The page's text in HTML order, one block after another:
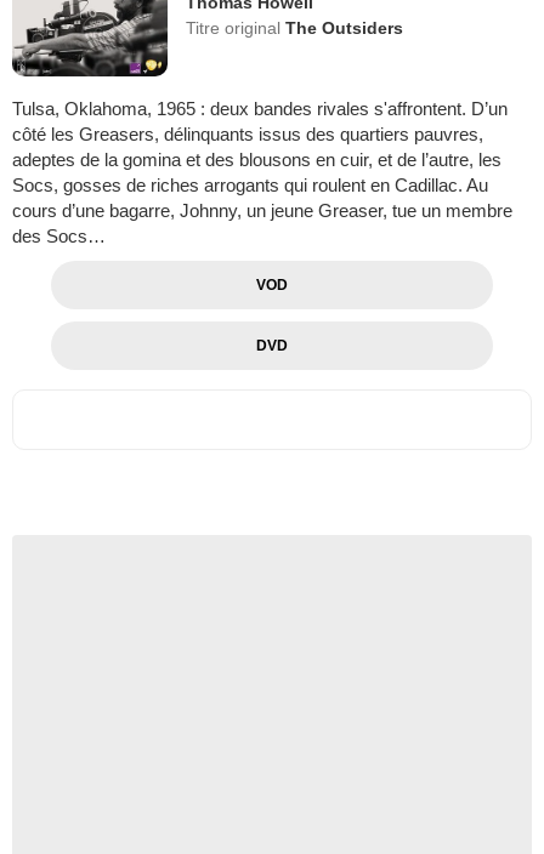
Titre originalThe Outsiders
Tulsa, Oklahoma, 1965 : deux bandes rivales s'affrontent. D’un
côté les Greasers, délinquants issus des quartiers pauvres,
adeptes de la gomina et des blousons en cuir, et de l’autre, les
Socs, gosses de riches arrogants qui roulent en Cadillac. Au
cours d’une bagarre, Johnny, un jeune Greaser, tue un membre
des Socs…
VOD
DVD